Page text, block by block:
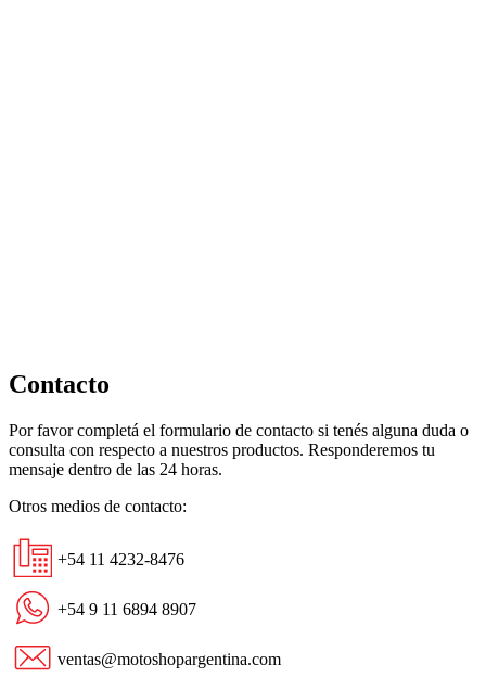
Contacto
Por favor completá el formulario de contacto si tenés alguna duda o
consulta con respecto a nuestros productos. Responderemos tu
mensaje dentro de las 24 horas.
Otros medios de contacto:
+54 11 4232-8476
+54 9 11 6894 8907
ventas@motoshopargentina.com